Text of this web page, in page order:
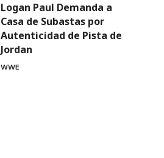
Logan Paul Demanda a
Casa de Subastas por
Autenticidad de Pista de
Jordan
WWE